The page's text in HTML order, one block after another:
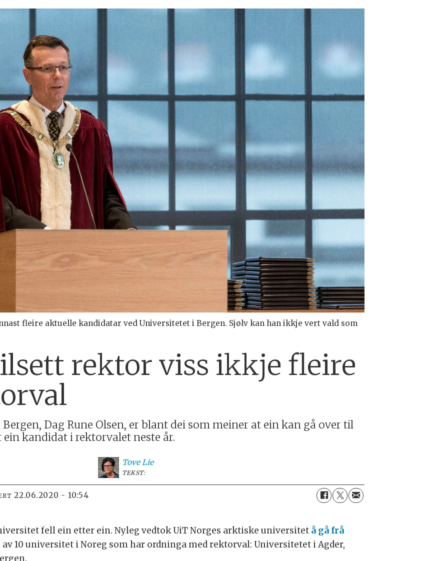
fleire aktuelle kandidatar ved Universitetet i Bergen. Sjølv kan han ikkje vert vald som
rektor viss ikkje fleire
Dag Rune Olsen, er blant dei som meiner at ein kan gå over til
kandidat i rektorvalet neste år.
Tove Lie
TEKST:
22.06.2020 - 10:54
fell ein etter ein. Nyleg vedtok UiT Norges arktiske universitet å gå frå
av 10 universitet i Noreg som har ordninga med rektorval: Universitetet i Agder,